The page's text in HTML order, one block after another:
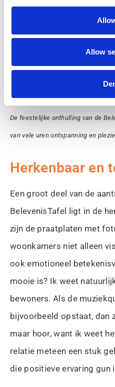
Allow
De feestelijke onthulling van de
van vele uren ontspanning en
Herkenbaar en
Een groot deel van de
BelevenisTafel ligt in de
zijn de praatplaten met
woonkamers niet alleen
ook emotioneel
mooie is? Ik weet
bewoners. Als de
bijvoorbeeld opstaat, dan
maar hoor, want ik weet
relatie meteen een stuk
die positieve ervaring gun